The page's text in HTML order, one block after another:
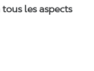
les aspects